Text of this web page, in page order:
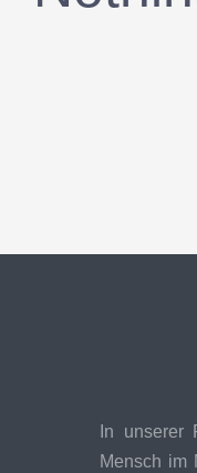
In unserer
Mensch im